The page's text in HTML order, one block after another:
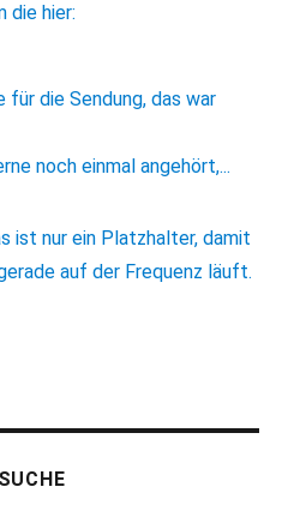
die hier:
für die Sendung, das war
noch einmal angehört,...
ist nur ein Platzhalter, damit
auf der Frequenz läuft.
SUCHE